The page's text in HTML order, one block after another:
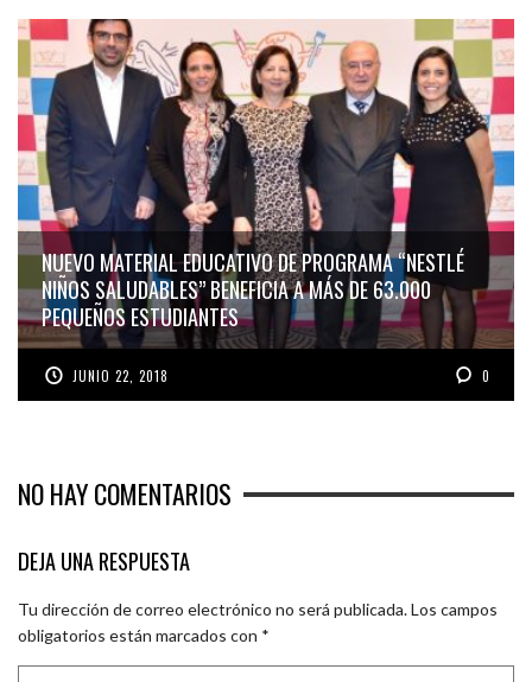
NUEVO MATERIAL EDUCATIVO DE PROGRAMA “NESTLÉ
NIÑOS SALUDABLES” BENEFICIA A MÁS DE 63.000
PEQUEÑOS ESTUDIANTES
JUNIO 22, 2018 0
NO HAY COMENTARIOS
DEJA UNA RESPUESTA
Tu dirección de correo electrónico no será publicada.Los campos
obligatorios están marcados con *